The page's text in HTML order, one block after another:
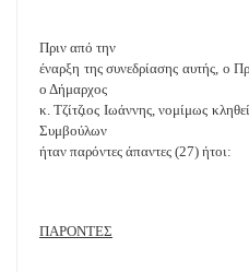
Πριν από την
έναρξη της συνεδρίασης αυτής, ο
ο Δήμαρχος
κ. Τζίτζιος Ιωάννης, νομίμως
Συμβούλων
ήταν παρόντες άπαντες (27) ήτοι:
ΠΑΡΟΝΤΕΣ